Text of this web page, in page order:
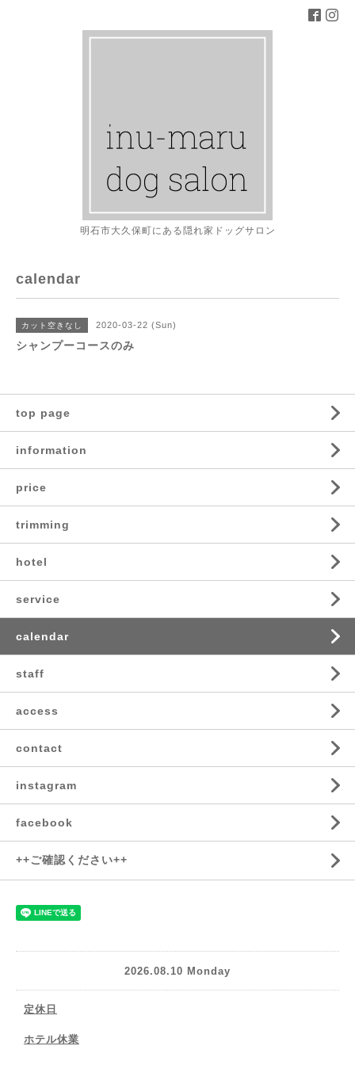
明石市大久保町にある隠れ家ドッグサロン
calendar
カット空きなし 2020-03-22 (Sun)
シャンプーコースのみ
top page
information
price
trimming
hotel
service
calendar
staff
access
contact
instagram
facebook
++ご確認ください++
2026.08.10 Monday
定休日
ホテル休業